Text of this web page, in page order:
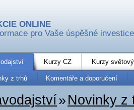
ONLINE
pro Vaše úspěšné investice
Kurzy CZ Kurzy
z trhů Komentáře a doporučení
» Novinky z